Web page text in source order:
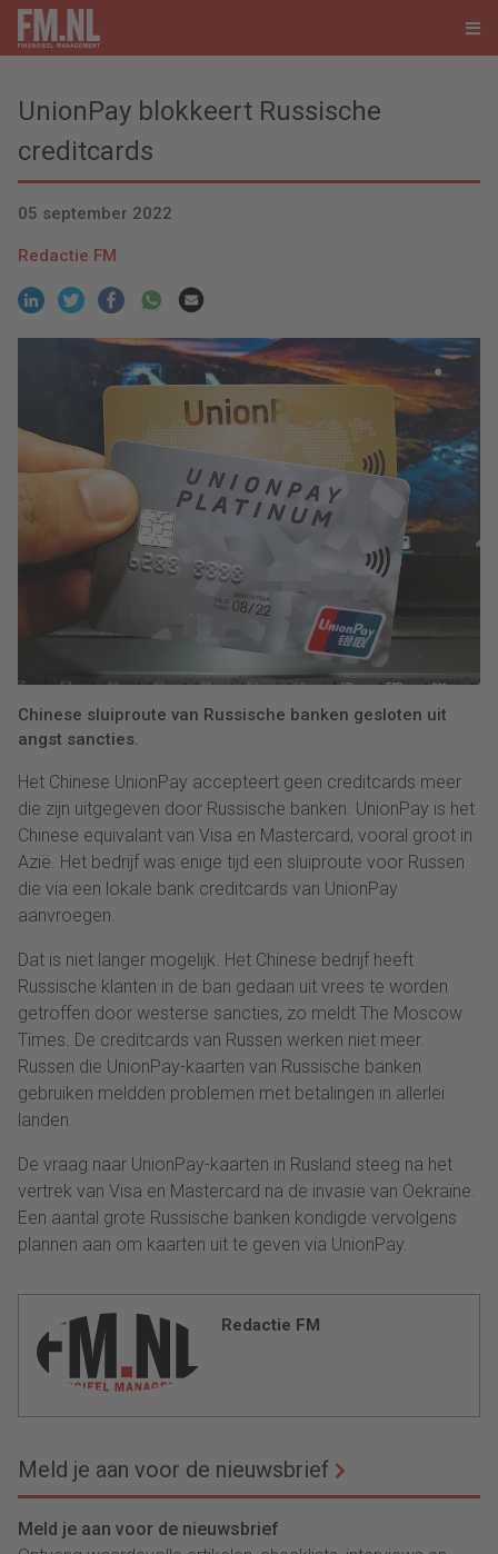
UnionPay blokkeert Russische
creditcards
05 september 2022
Redactie FM
Chinese sluiproute van Russische banken gesloten uit
angst sancties.
Het Chinese UnionPay accepteert geen creditcards meer
die zijn uitgegeven door Russische banken. UnionPay is het
Chinese equivalant van Visa en Mastercard, vooral groot in
Azië. Het bedrijf was enige tijd een sluiproute voor Russen
die via een lokale bank creditcards van UnionPay
aanvroegen.
Dat is niet langer mogelijk. Het Chinese bedrijf heeft
Russische klanten in de ban gedaan uit vrees te worden
getroffen door westerse sancties, zo meldt The Moscow
Times. De creditcards van Russen werken niet meer.
Russen die UnionPay-kaarten van Russische banken
gebruiken meldden problemen met betalingen in allerlei
landen.
De vraag naar UnionPay-kaarten in Rusland steeg na het
vertrek van Visa en Mastercard na de invasie van Oekraïne.
Een aantal grote Russische banken kondigde vervolgens
plannen aan om kaarten uit te geven via UnionPay.
Redactie FM
Meld je aan voor de nieuwsbrief
Meld je aan voor de nieuwsbrief